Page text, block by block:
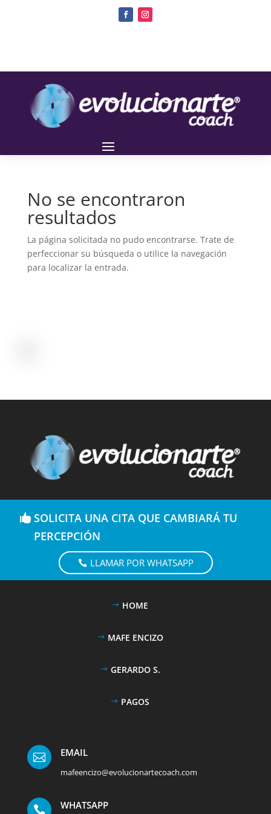
No se encontraron
resultados
La página solicitada no pudo encontrarse. Trate de
perfeccionar su búsqueda o utilice la navegación
para localizar la entrada.
SOLICITA UNA CITA QUE CAMBIARÁ TU
PERCEPCIÓN
LLAMAR POR WHATSAPP
HOME
MAFE ENCIZO
GERARDO S.
PAGOS
 EMAIL
mafeencizo@evolucionartecoach.com
 WHATSAPP